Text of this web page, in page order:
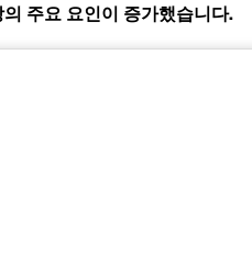
주요 요인이 증가했습니다.